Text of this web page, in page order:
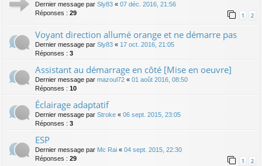
Dernier message par Sly83 « 07 déc. 2016, 21:56
Réponses : 29 1 2
Voyant direction allumé orange et ne démarre pas
Dernier message par Sly83 « 17 oct. 2016, 21:05
Réponses : 3
Assistant au démarrage en côté [Mise en oeuvre]
Dernier message par mazoul72 « 01 août 2016, 08:50
Réponses : 10
Éclairage adaptatif
Dernier message par Stroke « 06 sept. 2015, 23:05
Réponses : 3
ESP
Dernier message par Mc Rai « 04 sept. 2015, 22:30
Réponses : 29 1 2